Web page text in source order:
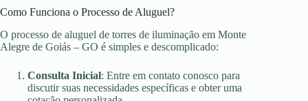
Como Funciona o Processo de Aluguel?
O processo de aluguel de torres de iluminação em Monte
Alegre de Goiás – GO é simples e descomplicado:
Consulta Inicial: Entre em contato conosco para
discutir suas necessidades específicas e obter uma